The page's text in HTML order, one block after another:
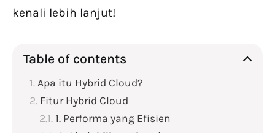
kenali lebih lanjut!
Table of contents
Apa itu Hybrid Cloud?
Fitur Hybrid Cloud
1. Performa yang Efisien